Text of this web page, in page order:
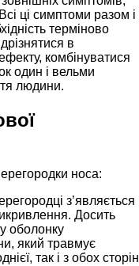
ці симптоми разом і
терміново
в
комбінуватися
один і вельми
людини.
носа:
з’являється
Досить
оболонку
який травмує
так і з обох сторін